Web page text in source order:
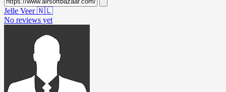
Jelle Veer🇳🇱
No reviews yet